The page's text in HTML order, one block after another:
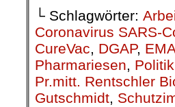
└ Schlagwörter:
Coronavirus SARS-
CureVac, DGAP,
Pharmariesen,
Pr.mitt. Rentschler
Gutschmidt,